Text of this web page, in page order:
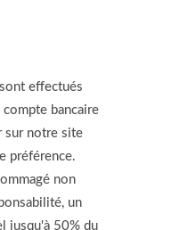
effectués
bancaire
sur notre site
préférence.
non
un
jusqu'à 50% du